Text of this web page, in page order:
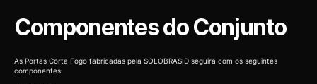
Componentes do Conjunto
As Portas Corta Fogo fabricadas pela SOLOBRASID seguirá com os seguintes
componentes: